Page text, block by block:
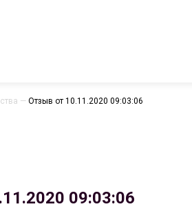
— Отзыв от 10.11.2020 09:03:06
09:03:06